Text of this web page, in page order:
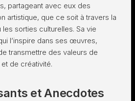
partageant avec eux des
artistique, que ce soit à travers la
sorties culturelles. Sa vie
l’inspire dans ses œuvres,
transmettre des valeurs de
de créativité.
et Anecdotes